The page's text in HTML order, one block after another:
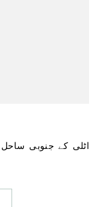
اٹلی کے جنوبی ساحل کے قریب تارکین وطن کے سانحے میں